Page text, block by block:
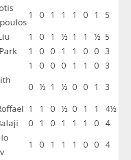
1 0 1 1 1 0 1
5
1 0 1 ½ 1 1 ½ 5
1 0 0 1 1 0 0 3
1 0 0 0 1 1 0 3
0 ½ 1 ½ 0 0 1
3
1 1 0 ½ 0 1 1
4½
0 1 0 1 1 1 0
4
1 0 1 1 1 0 0 4